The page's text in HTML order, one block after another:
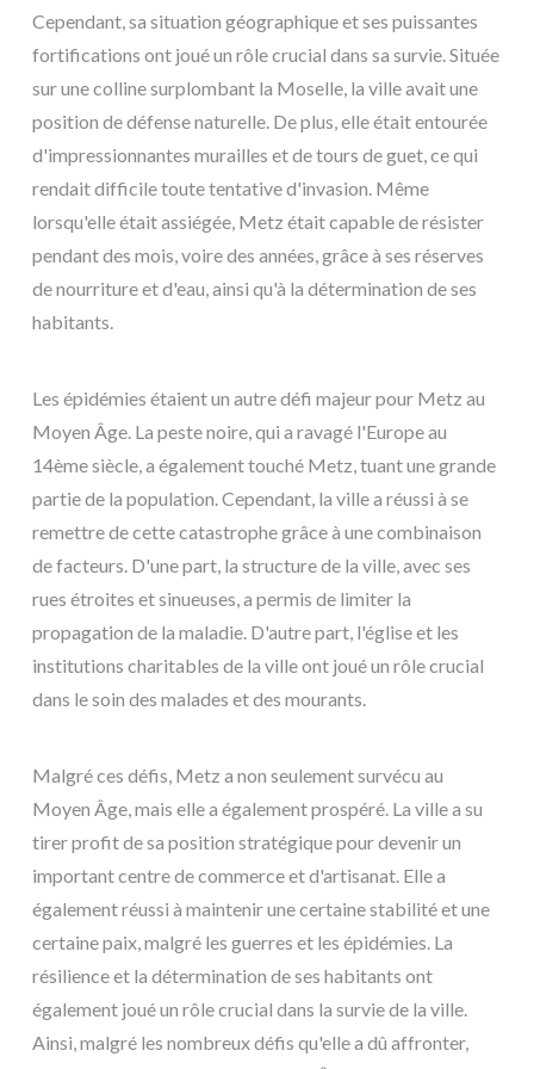
Cependant, sa situation géographique et ses puissantes
fortifications ont joué un rôle crucial dans sa survie. Située
sur une colline surplombant la Moselle, la ville avait une
position de défense naturelle. De plus, elle était entourée
d'impressionnantes murailles et de tours de guet, ce qui
rendait difficile toute tentative d'invasion. Même
lorsqu'elle était assiégée, Metz était capable de résister
pendant des mois, voire des années, grâce à ses réserves
de nourriture et d'eau, ainsi qu'à la détermination de ses
habitants.
Les épidémies étaient un autre défi majeur pour Metz au
Moyen Âge. La peste noire, qui a ravagé l'Europe au
14ème siècle, a également touché Metz, tuant une grande
partie de la population. Cependant, la ville a réussi à se
remettre de cette catastrophe grâce à une combinaison
de facteurs. D'une part, la structure de la ville, avec ses
rues étroites et sinueuses, a permis de limiter la
propagation de la maladie. D'autre part, l'église et les
institutions charitables de la ville ont joué un rôle crucial
dans le soin des malades et des mourants.
Malgré ces défis, Metz a non seulement survécu au
Moyen Âge, mais elle a également prospéré. La ville a su
tirer profit de sa position stratégique pour devenir un
important centre de commerce et d'artisanat. Elle a
également réussi à maintenir une certaine stabilité et une
certaine paix, malgré les guerres et les épidémies. La
résilience et la détermination de ses habitants ont
également joué un rôle crucial dans la survie de la ville.
Ainsi, malgré les nombreux défis qu'elle a dû affronter,